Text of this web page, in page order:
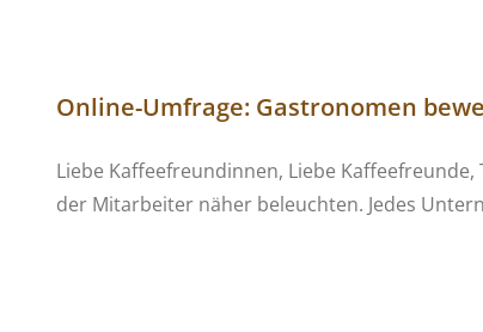
Online-Umfrage: Gastronomen
Liebe Kaffeefreundinnen, Liebe
der Mitarbeiter näher beleuchten. Jedes